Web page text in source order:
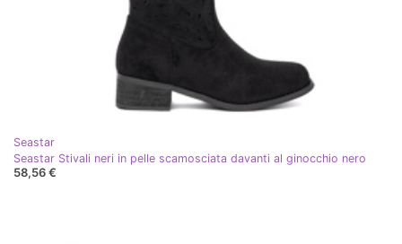
Seastar
Seastar Stivali neri in pelle scamosciata davanti al ginocchio nero
58,56 €